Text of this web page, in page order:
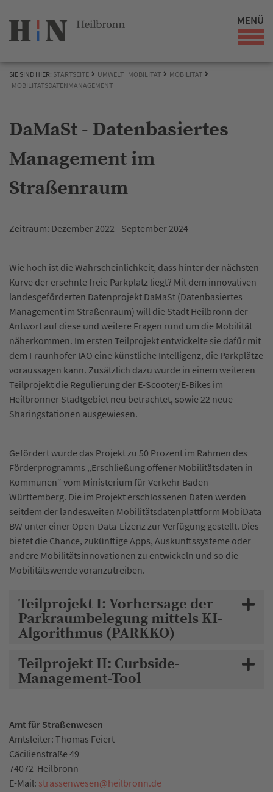
MENÜ
SIE SIND HIER: STARTSEITE UMWELT | MOBILITÄT
MOBILITÄT
MOBILITÄTSDATENMANAGEMENT
DaMaSt - Datenbasiertes
Management im
Straßenraum
Zeitraum: Dezember 2022 - September 2024
Wie hoch ist die Wahrscheinlichkeit, dass hinter der nächsten
Kurve der ersehnte freie Parkplatz liegt? Mit dem innovativen
landesgeförderten Datenprojekt DaMaSt (Datenbasiertes
Management im Straßenraum) will die Stadt Heilbronn der
Antwort auf diese und weitere Fragen rund um die Mobilität
näherkommen. Im ersten Teilprojekt entwickelte sie dafür mit
dem Fraunhofer IAO eine künstliche Intelligenz, die Parkplätze
voraussagen kann. Zusätzlich dazu wurde in einem weiteren
Teilprojekt die Regulierung der E-Scooter/E-Bikes im
Heilbronner Stadtgebiet neu betrachtet, sowie 22 neue
Sharingstationen ausgewiesen.
Gefördert wurde das Projekt zu 50 Prozent im Rahmen des
Förderprogramms „Erschließung offener Mobilitätsdaten in
Kommunen“ vom Ministerium für Verkehr Baden-
Württemberg. Die im Projekt erschlossenen Daten werden
seitdem der landesweiten Mobilitätsdatenplattform MobiData
BW unter einer Open-Data-Lizenz zur Verfügung gestellt. Dies
bietet die Chance, zukünftige Apps, Auskunftssysteme oder
andere Mobilitätsinnovationen zu entwickeln und so die
Mobilitätswende voranzutreiben.
Teilprojekt I: Vorhersage der
Parkraumbelegung mittels KI-
Algorithmus (PARKKO)
Teilprojekt II: Curbside-
Management-Tool
Amt für Straßenwesen
Amtsleiter: Thomas Feiert
Cäcilienstraße 49
74072 Heilbronn
E-Mail: strassenwesen@heilbronn.de